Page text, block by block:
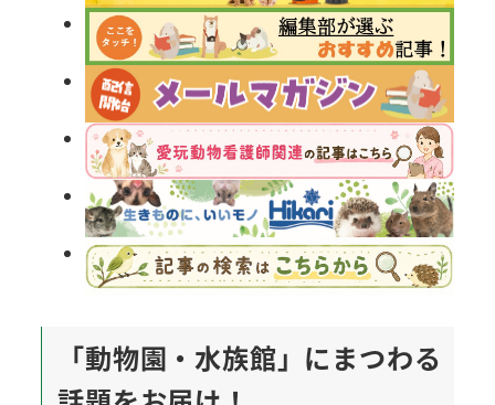
「動物園・水族館」にまつわる